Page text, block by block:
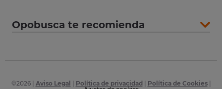
Opobusca te recomienda
©2026| Aviso Legal Política de privacidad Política de Cookies|